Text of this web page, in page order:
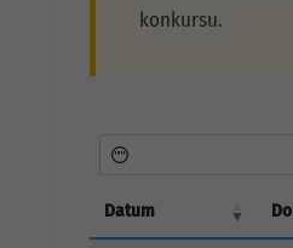
konkursu.
Datum